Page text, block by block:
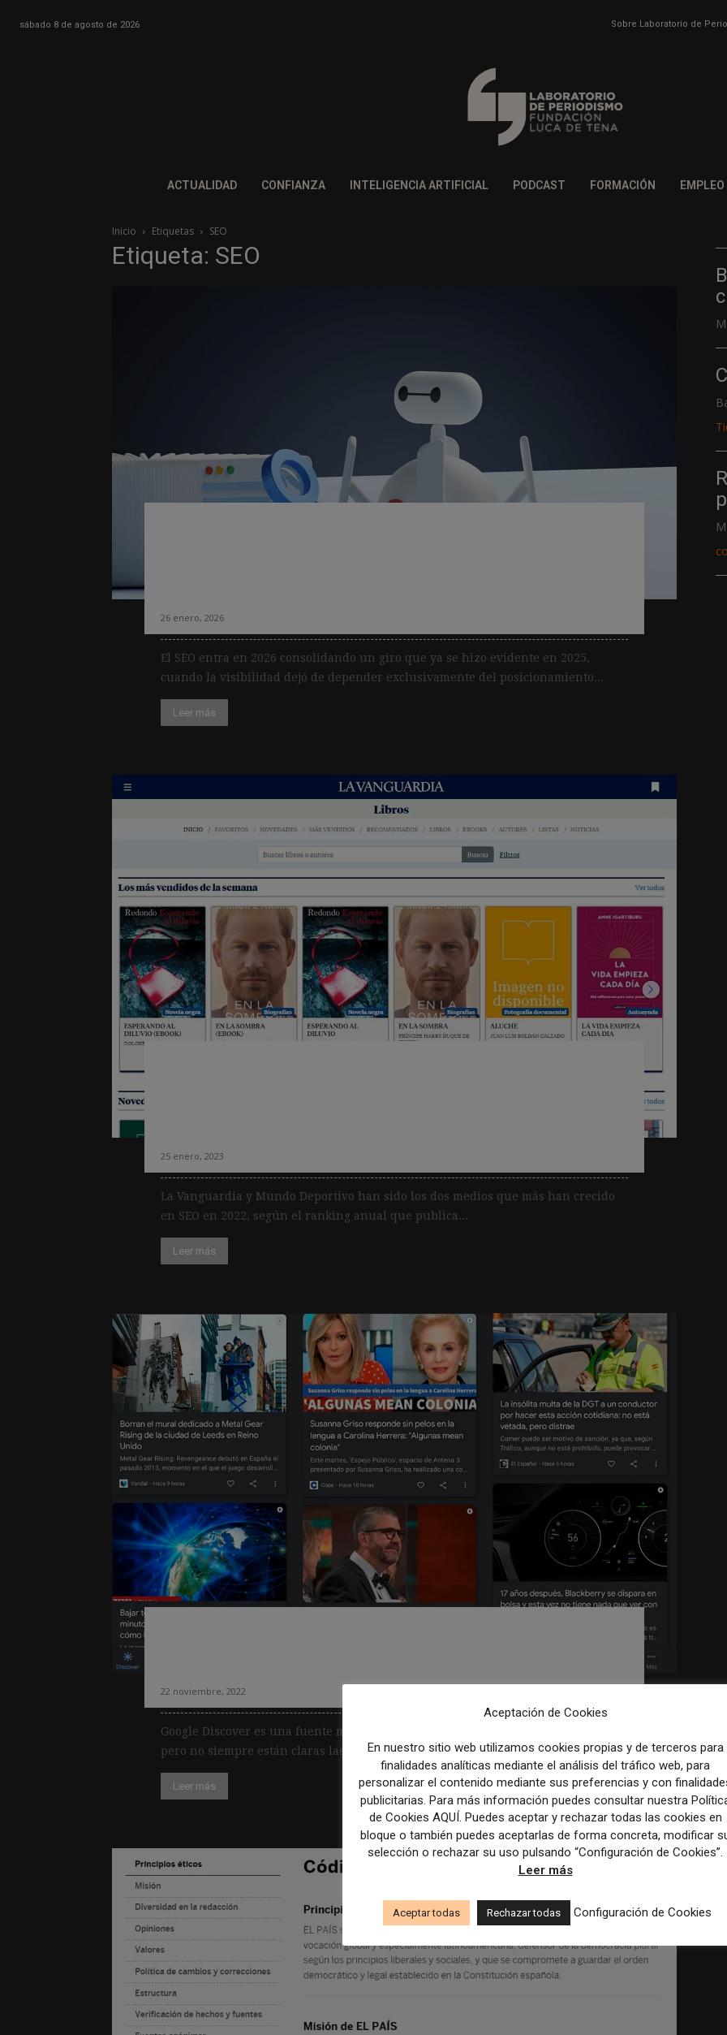
sábado 8 de agosto de 2026 Sobre Laboratorio de
ACTUALIDAD CONFIANZA INTELIGENCIA ARTIFICIAL PODCAST FORMACIÓN EMPLEO
Inicio Etiquetas SEO
Etiqueta: SEO
26 enero, 2026
El SEO entra en 2026 consolidando un giro que ya se hizo evidente en 2025,
cuando la visibilidad dejó de depender exclusivamente del posicionamiento...
Leer más
25 enero, 2023
La Vanguardia y Mundo Deportivo han sido los dos medios que más han crecido
en SEO en 2022, según el ranking anual que publica...
Leer más
22 noviembre, 2022
Google Discover es una fuente muy importante para los medios de comunicación,
pero no siempre están claras las pautas que han de seguirse para...
Leer más
Aceptación de Cookies
En nuestro sitio web utilizamos cookies propias y de terceros para
finalidades analíticas mediante el análisis del tráfico web, para
personalizar el contenido mediante sus preferencias y con
publicitarias. Para más información puedes consultar nuestra
de Cookies AQUÍ. Puedes aceptar y rechazar todas las cookies en
bloque o también puedes aceptarlas de forma concreta, modificar
selección o rechazar su uso pulsando “Configuración de Cookies”.
Leer más
Aceptar todas Rechazar todas Configuración de Cookies